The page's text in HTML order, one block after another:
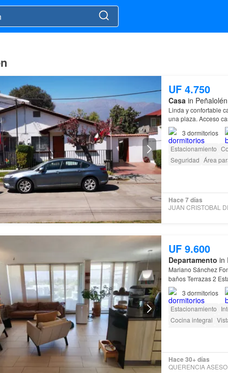
UF 4.750
Casain
Linda y confortable
una plaza. Acceso
3 dormitorios
Estacionamiento
Seguridad Área
Hace 7 días
UF 9.600
Departamento in
Mariano Sánchez
3 dormitorios
Estacionamiento
Cocina integral
Acceso para
Hace 30+ días